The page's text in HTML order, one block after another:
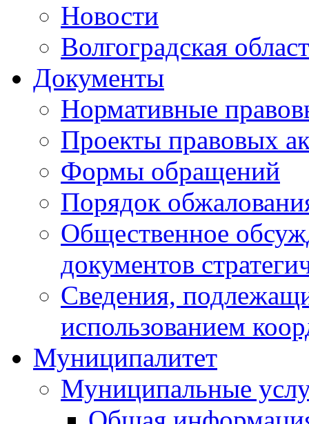
Новости
Волгоградская
Документы
Нормативные
Проекты правовых
Формы обращений
Порядок
Общественное
документов
Сведения,
использованием
Муниципалитет
Муниципальные